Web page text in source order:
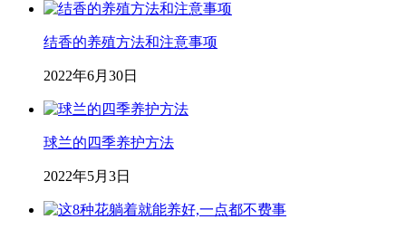
结香的养殖方法和注意事项
2022年6月30日
球兰的四季养护方法
2022年5月3日